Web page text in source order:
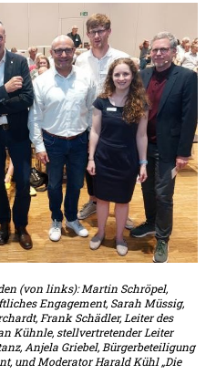
(von links): Martin Schröpel,
Engagement, Sarah Müssig,
Frank Schädler, Leiter des
Kühnle, stellvertretender Leiter
Anjela Griebel, Bürgerbeteiligung
und Moderator Harald Kühl „Die